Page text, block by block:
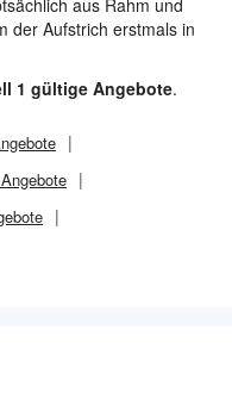
aus Rahm und
der Aufstrich erstmals in
Seitdem wurde die
Varianten
werden
1 gültige Angebote.